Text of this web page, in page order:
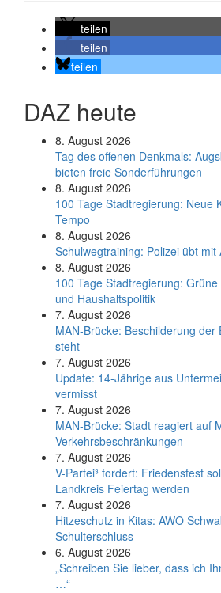
teilen
teilen
teilen
DAZ heute
8. August 2026
Tag des offenen Denkmals:
bieten freie Sonderführungen
8. August 2026
100 Tage Stadtregierung: Neue
Tempo
8. August 2026
Schul­weg­trai­ning: Poli­zei übt mit
8. August 2026
100 Tage Stadtregierung:
und Haushaltspolitik
7. August 2026
MAN-Brücke: Beschilderung der
steht
7. August 2026
Update: 14-Jährige aus
vermisst
7. August 2026
MAN-Brücke: Stadt reagiert auf
Verkehrsbeschränkungen
7. August 2026
V-Partei­³ fordert: Friedens­fest
Land­kreis Feier­tag werden
7. August 2026
Hitzeschutz in Kitas: AWO
Schulterschluss
6. August 2026
„Schreiben Sie lieber, dass ich
…“